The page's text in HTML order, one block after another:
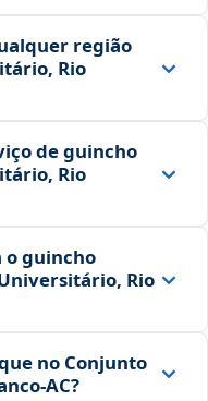
região
Rio
de guincho
Rio
o guincho
Rio
no Conjunto